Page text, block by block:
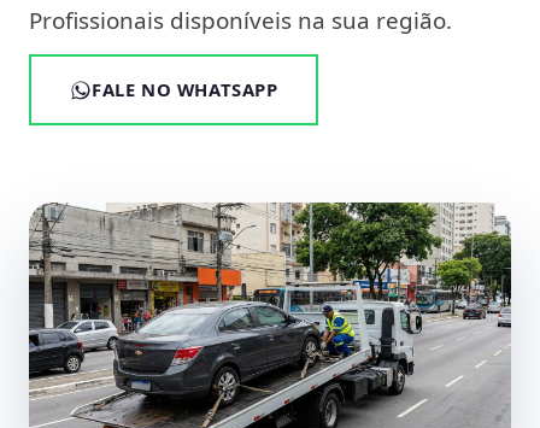
Profissionais disponíveis na sua região.
FALE NO WHATSAPP